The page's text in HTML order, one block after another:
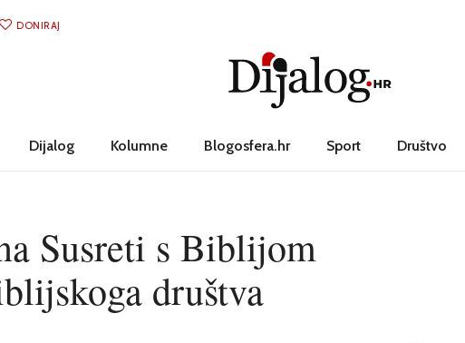
DONIRAJ
Dijalog Kolumne Blogosfera.hr Sport Društvo
Susreti s Biblijom
društva